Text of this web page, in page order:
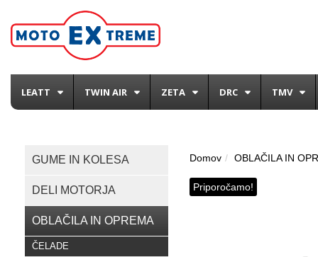
LEATT TWIN AIR ZETA DRC TMV
GUME IN KOLESA
DELI MOTORJA
OBLAČILA IN OPREMA
ČELADE
Domov OBLAČILA IN
Priporočamo!